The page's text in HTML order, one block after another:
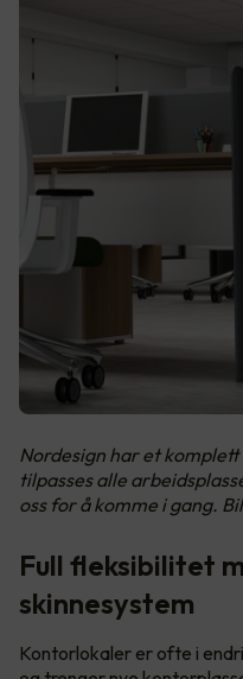
Nordesign har et
tilpasses alle
oss for å komme i gang.
Full fleksibilitet
skinnesystem
Kontorlokaler er ofte i